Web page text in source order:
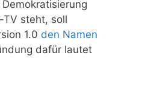
steht, soll
1.0 den Namen
dafür lautet